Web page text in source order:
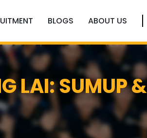
BLOGS ABOUT US
LAI: SUMUP &